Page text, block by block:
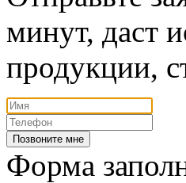
минут, даст
продукции,
Позвоните мне
Форма